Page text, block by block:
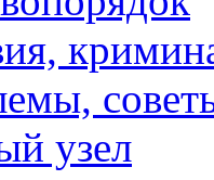
узел